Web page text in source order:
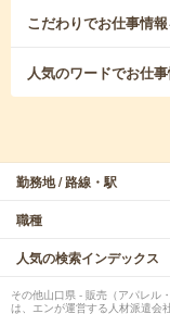
こだわりでお仕事情
人気のワードでお仕
勤務地 / 路線・駅
職種
人気の検索インデックス
その他山口県 - 販売（アパレル
は、エンが運営する人材派遣会